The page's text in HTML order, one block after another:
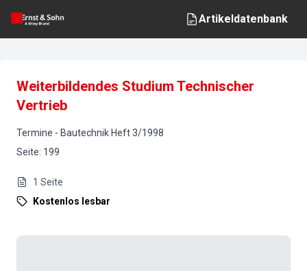
Artikeldatenbank
Weiterbildendes Studium Technischer
Vertrieb
Termine - Bautechnik Heft3/1998
Seite: 199
1 Seite
Kostenlos lesbar